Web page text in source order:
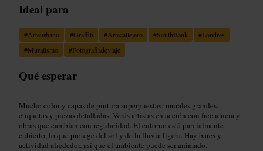
Ideal para
#Arteurbano #Graffiti #Artecallejero #SouthBank #Londres
#Muralismo #Fotografiadeviaje
Qué esperar
Mucho color y capas de pintura superpuestas: murales grandes,
etiquetas y piezas detalladas. Verás artistas en acción con frecuencia y
obras que cambian con regularidad. El entorno está parcialmente
cubierto, lo que protege del sol y de la lluvia ligera. Hay bares y
actividad alrededor, así que el ambiente puede ser animado.